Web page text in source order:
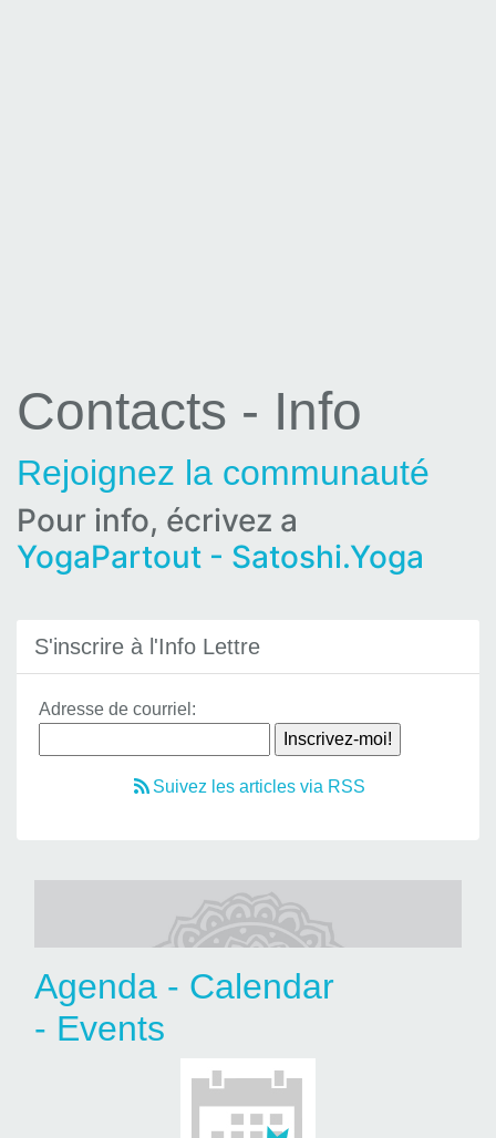
Contacts - Info
Rejoignez la communauté
Pour info, écrivez a
YogaPartout - Satoshi.Yoga
S'inscrire à l'Info Lettre
Adresse de courriel:
Suivez les articles via RSS
Agenda - Calendar
- Events